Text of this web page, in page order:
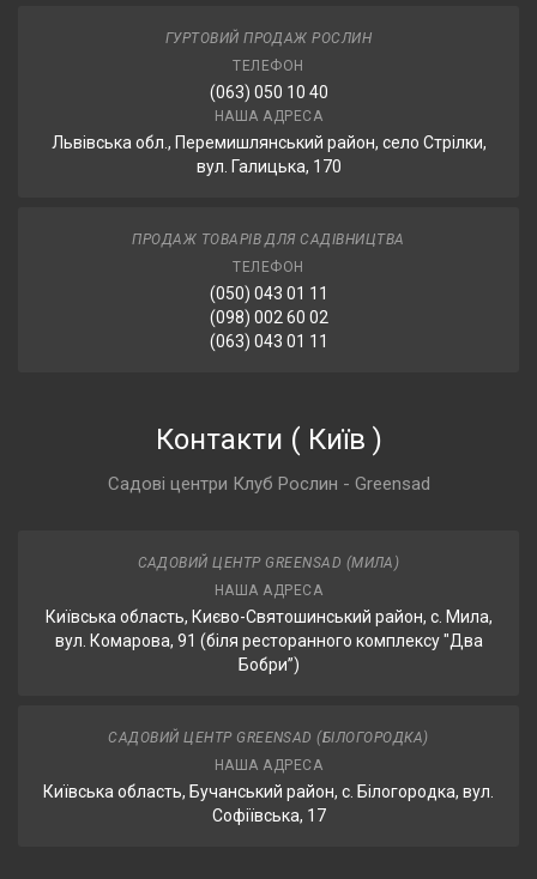
ГУРТОВИЙ ПРОДАЖ РОСЛИН
ТЕЛЕФОН
(063) 050 10 40
НАША АДРЕСА
Львівська обл., Перемишлянський район, село Стрілки,
вул. Галицька, 170
ПРОДАЖ ТОВАРІВ ДЛЯ САДІВНИЦТВА
ТЕЛЕФОН
(050) 043 01 11
(098) 002 60 02
(063) 043 01 11
Контакти ( Київ )
Садові центри Клуб Рослин - Greensad
САДОВИЙ ЦЕНТР GREENSAD (МИЛА)
НАША АДРЕСА
Київська область, Києво-Святошинський район, с. Мила,
вул. Комарова, 91 (біля ресторанного комплексу "Два
Бобри”)
САДОВИЙ ЦЕНТР GREENSAD (БІЛОГОРОДКА)
НАША АДРЕСА
Київська область, Бучанський район, с. Білогородка, вул.
Софіївська, 17